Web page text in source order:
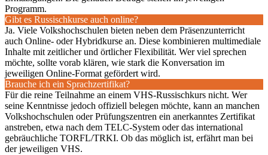
Programm.
Gibt es Russischkurse auch online?
Ja. Viele Volkshochschulen bieten neben dem Präsenzunterricht
auch Online- oder Hybridkurse an. Diese kombinieren multimediale
Inhalte mit zeitlicher und örtlicher Flexibilität. Wer viel sprechen
möchte, sollte vorab klären, wie stark die Konversation im
jeweiligen Online-Format gefördert wird.
Brauche ich ein Sprachzertifikat?
Für die reine Teilnahme an einem VHS-Russischkurs nicht. Wer
seine Kenntnisse jedoch offiziell belegen möchte, kann an manchen
Volkshochschulen oder Prüfungszentren ein anerkanntes Zertifikat
anstreben, etwa nach dem TELC-System oder das international
gebräuchliche TORFL/TRKI. Ob das möglich ist, erfährt man bei
der jeweiligen VHS.